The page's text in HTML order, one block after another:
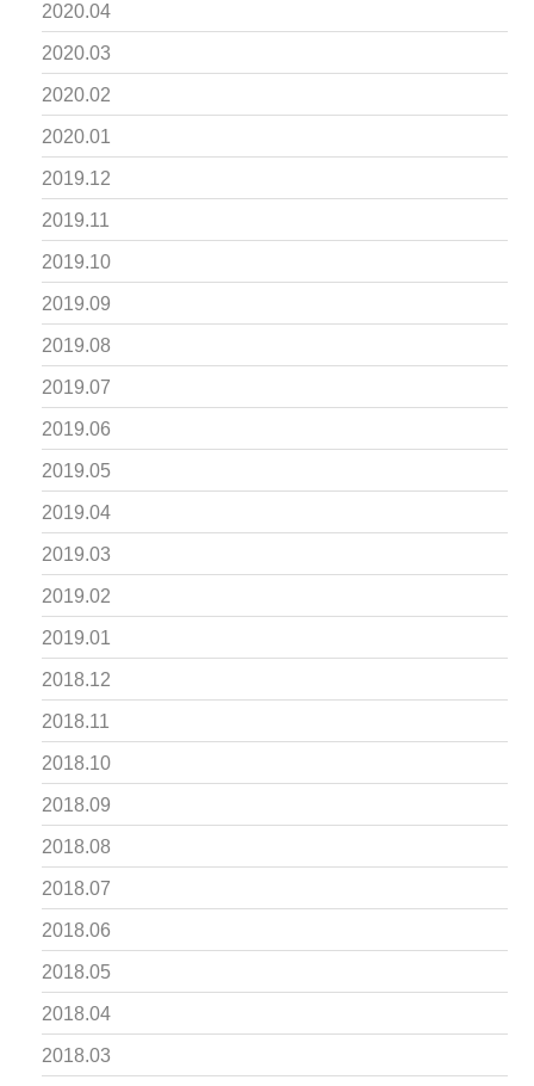
2020.04
2020.03
2020.02
2020.01
2019.12
2019.11
2019.10
2019.09
2019.08
2019.07
2019.06
2019.05
2019.04
2019.03
2019.02
2019.01
2018.12
2018.11
2018.10
2018.09
2018.08
2018.07
2018.06
2018.05
2018.04
2018.03